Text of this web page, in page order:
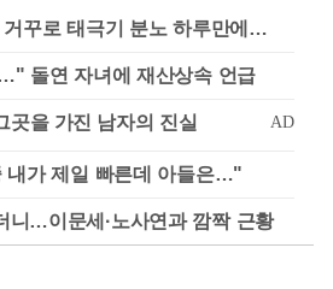
꾸로 태극기 분노 하루만에…
돌연 자녀에 재산상속 언급
내가 제일 빠른데 아들은…"
니…이문세·노사연과 깜짝 근황